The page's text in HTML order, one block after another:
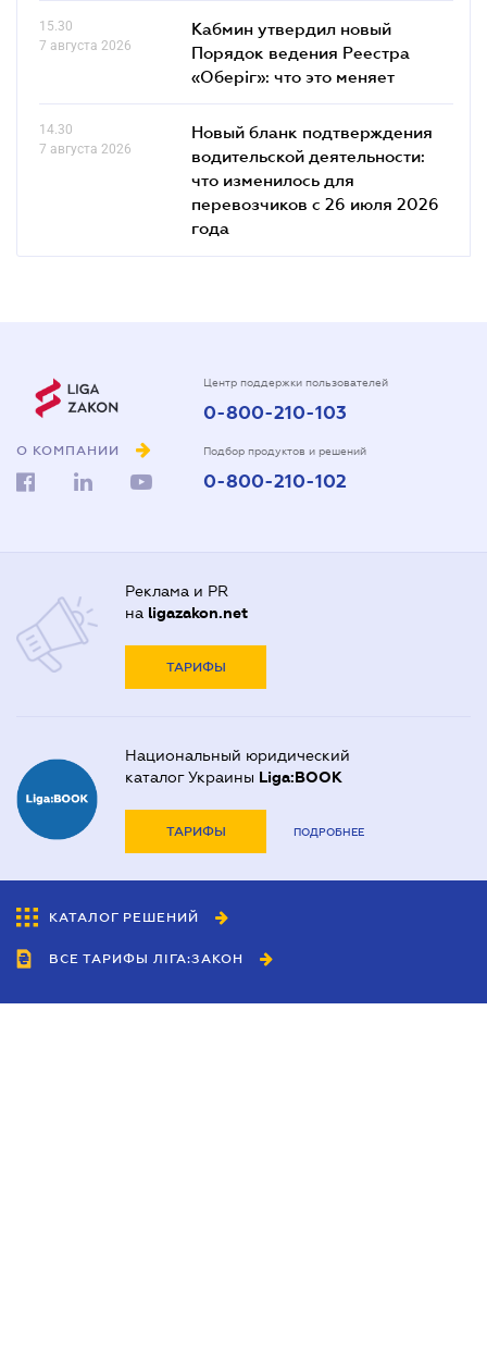
15.30
7 августа 2026
Кабмин утвердил новый
Порядок ведения Реестра
«Оберіг»: что это меняет
14.30
7 августа 2026
Новый бланк подтверждения
водительской деятельности:
что изменилось для
перевозчиков с 26 июля 2026
года
О КОМПАНИИ
Центр поддержки пользователей
0-800-210-103
Подбор продуктов и решений
0-800-210-102
Реклама и PR
на ligazakon.net
ТАРИФЫ
Национальный юридический
каталог Украины Liga:BOOK
ТАРИФЫ ПОДРОБНЕЕ
КАТАЛОГ РЕШЕНИЙ
ВСЕ ТАРИФЫ ЛІГА:ЗАКОН